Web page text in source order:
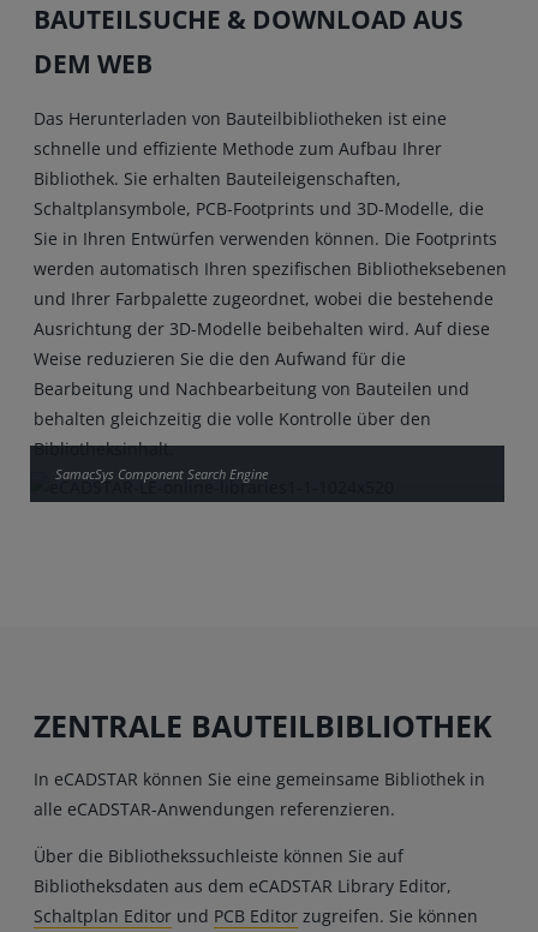
BAUTEILSUCHE & DOWNLOAD AUS
DEM WEB
Das Herunterladen von Bauteilbibliotheken ist eine
schnelle und effiziente Methode zum Aufbau Ihrer
Bibliothek. Sie erhalten Bauteileigenschaften,
Schaltplansymbole, PCB-Footprints und 3D-Modelle, die
Sie in Ihren Entwürfen verwenden können. Die Footprints
werden automatisch Ihren spezifischen Bibliotheksebenen
und Ihrer Farbpalette zugeordnet, wobei die bestehende
Ausrichtung der 3D-Modelle beibehalten wird. Auf diese
Weise reduzieren Sie die den Aufwand für die
Bearbeitung und Nachbearbeitung von Bauteilen und
behalten gleichzeitig die volle Kontrolle über den
Bibliotheksinhalt.
SamacSys Component Search Engine
ZENTRALE BAUTEILBIBLIOTHEK
In eCADSTAR können Sie eine gemeinsame Bibliothek in
alle eCADSTAR-Anwendungen referenzieren.
Über die Bibliothekssuchleiste können Sie auf
Bibliotheksdaten aus dem eCADSTAR Library Editor,
Schaltplan Editor und PCB Editor zugreifen. Sie können